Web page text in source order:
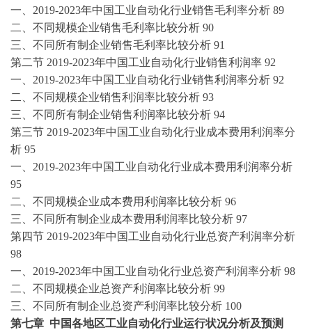
一、 2019-2023年中国工业自动化行业销售毛利率分析 89
二、不同规模企业销售毛利率比较分析 90
三、不同所有制企业销售毛利率比较分析 91
第二节 2019-2023年中国工业自动化行业销售利润率 92
一、 2019-2023年中国工业自动化行业销售利润率分析 92
二、不同规模企业销售利润率比较分析 93
三、不同所有制企业销售利润率比较分析 94
第三节 2019-2023年中国工业自动化行业成本费用利润率分
析 95
一、 2019-2023年中国工业自动化行业成本费用利润率分析
95
二、不同规模企业成本费用利润率比较分析 96
三、不同所有制企业成本费用利润率比较分析 97
第四节 2019-2023年中国工业自动化行业总资产利润率分析
98
一、 2019-2023年中国工业自动化行业总资产利润率分析 98
二、不同规模企业总资产利润率比较分析 99
三、不同所有制企业总资产利润率比较分析 100
第七章 中国各地区工业自动化行业运行状况分析及预测